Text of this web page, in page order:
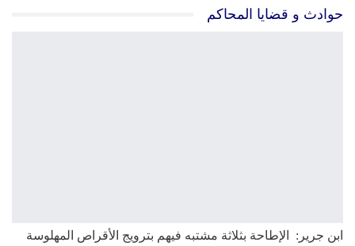
حوادث و قضايا المحاكم
ابن جرير: الإطاحة بثلاثة مشتبه فيهم بترويج الأقراص المهلوسة